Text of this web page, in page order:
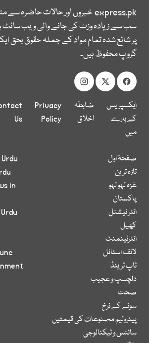
express.pkخبروں اور حالات حاضرہ سے
سب سے زیادہ وزٹ کی جانے والی ویب
پر شائع شدہ تمام مواد کے جملہ حقوق بحق
گروپ محفوظ ہیں۔
ایکسپریس
کے بارے
میں
ضابطہ
اخلاق
Privacy
Policy
Us
صفحۂ اول
تازہ ترین
غزہ لہو لہو
پاکستان
انٹر نیشنل
کھیل
انٹرٹینمنٹ
لائف اسٹائل
ٹاپ ٹرینڈ
دلچسپ و عجیب
صحت
سونے کے نرخ
پیٹرولیم مصنوعات کی قیمتیں
سائنس و ٹیکنالوجی
in